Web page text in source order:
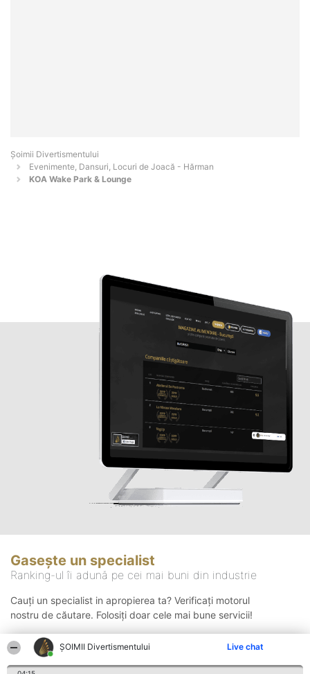
ŞOIMII Divertismentului Live chat
Şoimii Divertismentului
Evenimente, Dansuri, Locuri de Joacă - Hărman
KOA Wake Park & Lounge
Gasește un specialist
Ranking-ul îi adună pe cei mai buni din industrie
Cauți un specialist in apropierea ta? Verificați motorul
nostru de căutare. Folosiți doar cele mai bune servicii!